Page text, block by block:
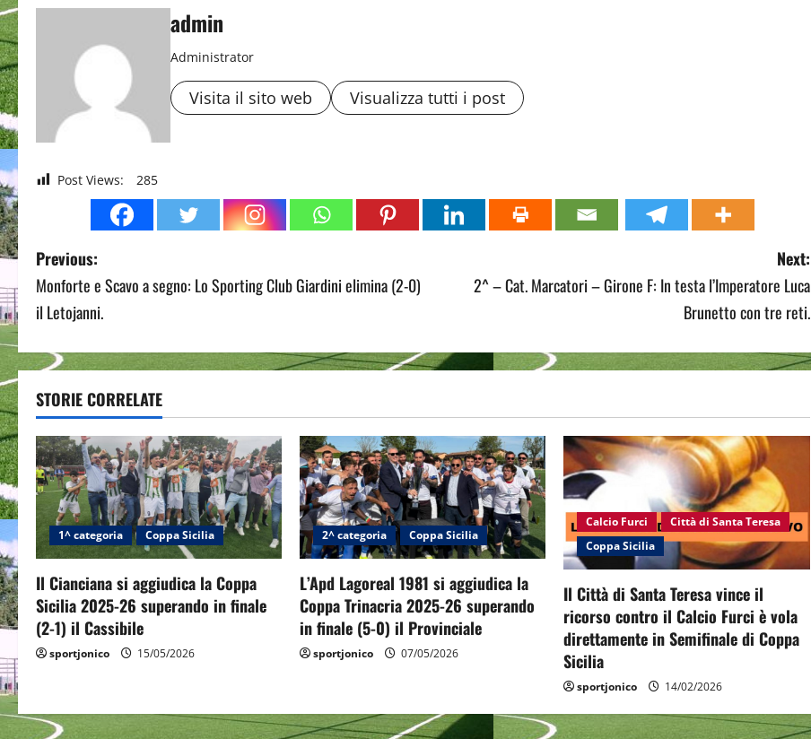
admin
Administrator
Visita il sito web Visualizza tutti i post
Post Views: 285
P
o
t
n
a
v
i
g
a
t
o
Previous:
Monforte e Scavo a segno: Lo Sporting Club Giardini elimina (2-0)
il Letojanni.
Next:
2^ – Cat. Marcatori – Girone F: In testa l’Imperatore Luca
Brunetto con tre reti.
STORIE CORRELATE
1^ categoria Coppa Sicilia
Il Cianciana si aggiudica la Coppa
Sicilia 2025-26 superando in finale
(2-1) il Cassibile
sportjonico 15/05/2026
2^ categoria Coppa Sicilia
L’Apd Lagoreal 1981 si aggiudica la
Coppa Trinacria 2025-26 superando
in finale (5-0) il Provinciale
sportjonico 07/05/2026
Calcio Furci
Città di Santa Teresa
Coppa Sicilia
Il Città di Santa Teresa vince il
ricorso contro il Calcio Furci è vola
direttamente in Semifinale di Coppa
Sicilia
sportjonico 14/02/2026